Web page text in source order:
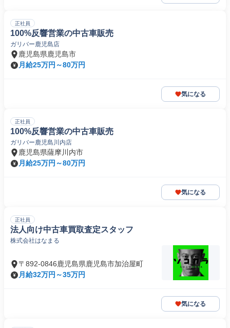
正社員
100%反響営業の中古車販売
ガリバー鹿児島店
鹿児島県鹿児島市
月給25万円～80万円
気になる
正社員
100%反響営業の中古車販売
ガリバー鹿児島川内店
鹿児島県薩摩川内市
月給25万円～80万円
気になる
正社員
法人向け中古車買取査定スタッフ
株式会社はなまる
〒892-0846鹿児島県鹿児島市加治屋町
月給32万円～35万円
気になる